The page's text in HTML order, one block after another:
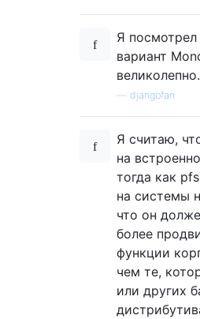
Я посмотрел
вариант
djangofan
Я считаю,
на
тогда как
на системы
что он
более
функции
чем те,
или других